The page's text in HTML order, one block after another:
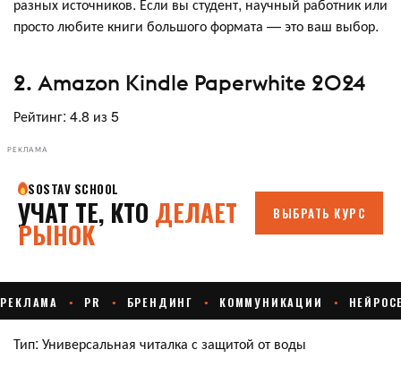
просто любите книги большого формата — это ваш выбор.
2. Amazon Kindle Paperwhite 2024
Рейтинг: 4.8 из 5
РЕКЛАМА
Тип: Универсальная читалка с защитой от воды